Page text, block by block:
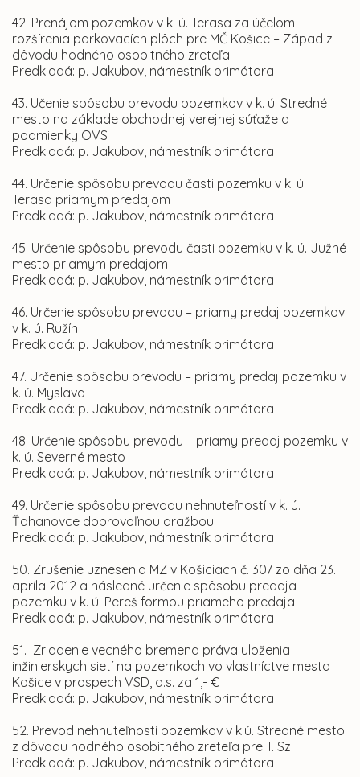
42. Prenájom pozemkov v k. ú. Terasa za účelom
rozšírenia parkovacích plôch pre MČ Košice – Západ z
dôvodu hodného osobitného zreteľa
Predkladá: p. Jakubov, námestník primátora
43. Učenie spôsobu prevodu pozemkov v k. ú. Stredné
mesto na základe obchodnej verejnej súťaže a
podmienky OVS
Predkladá: p. Jakubov, námestník primátora
44. Určenie spôsobu prevodu časti pozemku v k. ú.
Terasa priamym predajom
Predkladá: p. Jakubov, námestník primátora
45. Určenie spôsobu prevodu časti pozemku v k. ú. Južné
mesto priamym predajom
Predkladá: p. Jakubov, námestník primátora
46. Určenie spôsobu prevodu – priamy predaj pozemkov
v k. ú. Ružín
Predkladá: p. Jakubov, námestník primátora
47. Určenie spôsobu prevodu – priamy predaj pozemku v
k. ú. Myslava
Predkladá: p. Jakubov, námestník primátora
48. Určenie spôsobu prevodu – priamy predaj pozemku v
k. ú. Severné mesto
Predkladá: p. Jakubov, námestník primátora
49. Určenie spôsobu prevodu nehnuteľností v k. ú.
Ťahanovce dobrovoľnou dražbou
Predkladá: p. Jakubov, námestník primátora
50. Zrušenie uznesenia MZ v Košiciach č. 307 zo dňa 23.
apríla 2012 a následné určenie spôsobu predaja
pozemku v k. ú. Pereš formou priameho predaja
Predkladá: p. Jakubov, námestník primátora
51. Zriadenie vecného bremena práva uloženia
inžinierskych sietí na pozemkoch vo vlastníctve mesta
Košice v prospech VSD, a.s. za 1,- €
Predkladá: p. Jakubov, námestník primátora
52. Prevod nehnuteľností pozemkov v k.ú. Stredné mesto
z dôvodu hodného osobitného zreteľa pre T. Sz.
Predkladá: p. Jakubov, námestník primátora